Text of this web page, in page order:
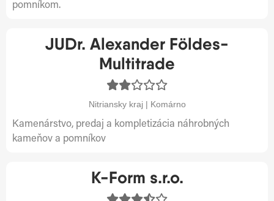
pomníkom.
JUDr. Alexander Földes-
Multitrade
Nitriansky kraj | Komárno
Kamenárstvo, predaj a kompletizácia náhrobných
kameňov a pomníkov
K-Form s.r.o.